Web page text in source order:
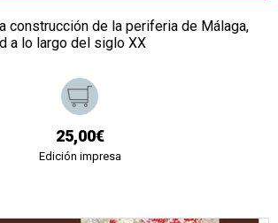
construcción de la periferia de Málaga,
a lo largo del siglo XX
25,00€
Edición impresa